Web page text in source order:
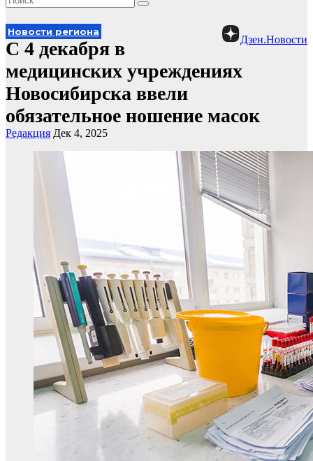
Дзен.Новости
Новости региона
С 4 декабря в
медицинских учреждениях
Новосибирска ввели
обязательное ношение масок
Редакция Дек 4, 2025